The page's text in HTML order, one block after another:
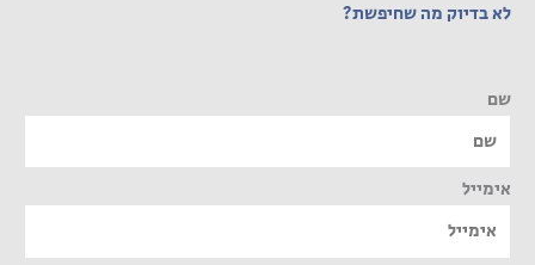
לא בדיוק מה שחיפשת?
שם
אימייל